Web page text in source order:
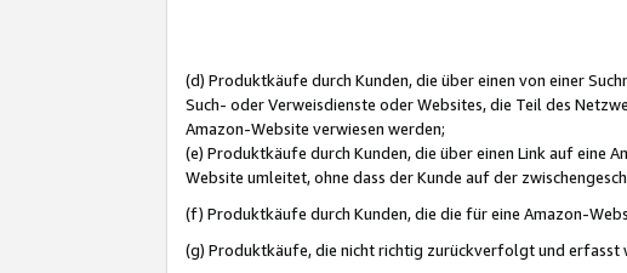
(d) Produktkäufe durch Kunden, die über einen von einer
Such- oder Verweisdienste oder Websites, die Teil des
Amazon-Website verwiesen werden;
(e) Produktkäufe durch Kunden, die über einen Link auf eine
Website umleitet, ohne dass der Kunde auf der
(f) Produktkäufe durch Kunden, die die für eine Amazon-
(g) Produktkäufe, die nicht richtig zurückverfolgt und erfasst